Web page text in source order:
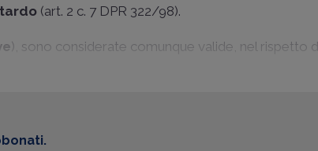
(art. 2 c. 7 DPR 322/98).
), sono considerate comunque valide, nel rispetto